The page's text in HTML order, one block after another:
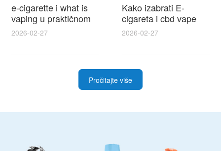
e-cigarette i what is
vaping u praktičnom
vodiču za početnike i
odgovorne korisnike
2026-02-27
Kako izabrati E-
cigareta i cbd vape
top modeli sigurnost
praktični savjeti za
kupovinu
2026-02-27
Pročitajte više